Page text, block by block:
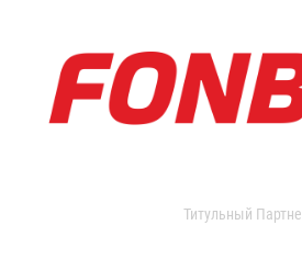
Титульный